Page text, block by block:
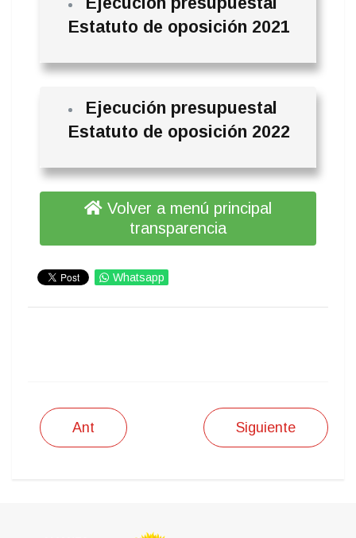
Estatuto de oposición 2021
Ejecución presupuestal
Estatuto de oposición 2022
Volver a menú principal
transparencia
Whatsapp
Ant Siguiente